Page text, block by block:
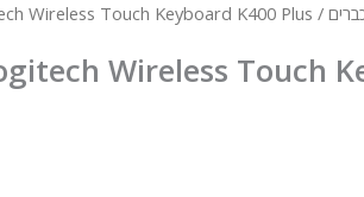
/ Logitech Wireless Touch Keyboard K400 Plus
Wireless Touch